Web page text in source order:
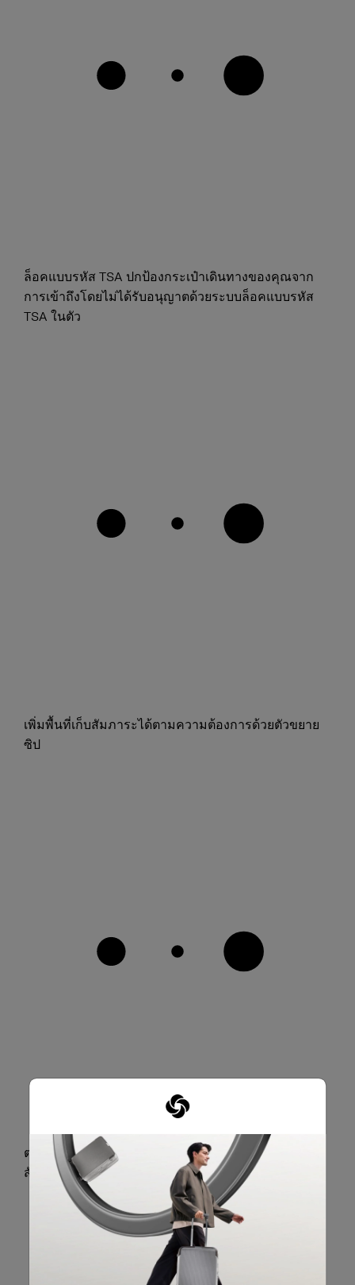
ล็อคแบบรหัส TSA ปกป้องกระเป๋าเดินทางของคุณจาก
การเข้าถึงโดยไม่ได้รับอนุญาตด้วยระบบล็อคแบบรหัส
TSA ในตัว
เพิ่มพื้นที่เก็บสัมภาระได้ตามความต้องการด้วยตัวขยาย
ซิป
ตะขอสำหรับแขวนกระเป๋าหรือสิ่งของ (แนะนำสำหรับ
สัมภาระที่บรรจุเต็มแล้ว น้ำหนักไม่เกิน 3-5 กก.)